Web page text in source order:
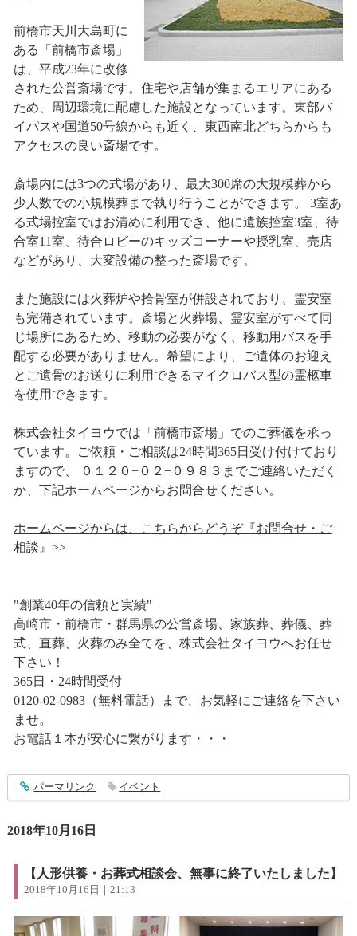
前橋市天川大島町に
ある「前橋市斎場」
は、平成23年に改修
された公営斎場です。住宅や店舗が集まるエリアにある
ため、周辺環境に配慮した施設となっています。東部バ
イパスや国道50号線からも近く、東西南北どちらからも
アクセスの良い斎場です。
斎場内には3つの式場があり、最大300席の大規模葬から
少人数での小規模葬まで執り行うことができます。 3室あ
る式場控室ではお清めに利用でき、他に遺族控室3室、待
合室11室、待合ロビーのキッズコーナーや授乳室、売店
などがあり、大変設備の整った斎場です。
また施設には火葬炉や拾骨室が併設されており、霊安室
も完備されています。斎場と火葬場、霊安室がすべて同
じ場所にあるため、移動の必要がなく、移動用バスを手
配する必要がありません。希望により、ご遺体のお迎え
とご遺骨のお送りに利用できるマイクロバス型の霊柩車
を使用できます。
株式会社タイヨウでは「前橋市斎場」でのご葬儀を承っ
ています。ご依頼・ご相談は24時間365日受け付けており
ますので、 ０１２０−０２−０９８３までご連絡いただく
か、下記ホームページからお問合せください。
ホームページからは、こちらからどうぞ『お問合せ・ご
相談』>>
"創業40年の信頼と実績"
高崎市・前橋市・群馬県の公営斎場、家族葬、葬儀、葬
式、直葬、火葬のみ全てを、株式会社タイヨウへお任せ
下さい！
365日・24時間受付
0120-02-0983（無料電話）まで、お気軽にご連絡を下さい
ませ。
お電話１本が安心に繋がります・・・
entry1625
パーマリンク イベント
2018年10月16日
【人形供養・お葬式相談会、無事に終了いたしました】
2018年10月16日｜21:13